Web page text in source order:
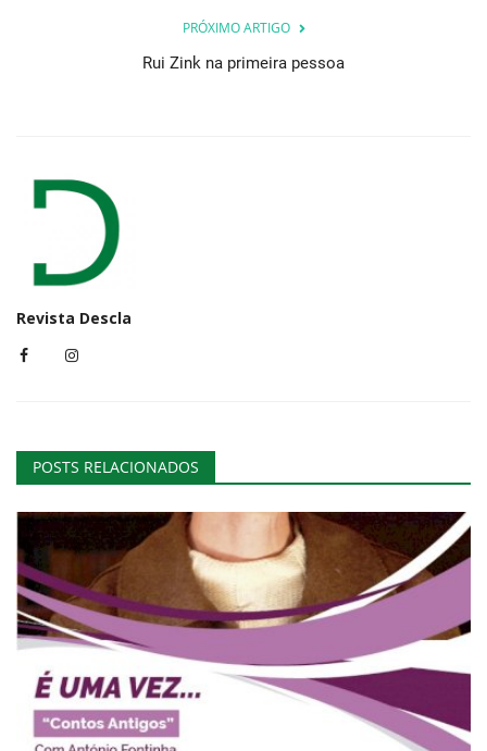
PRÓXIMO ARTIGO
Rui Zink na primeira pessoa
Revista Descla
POSTS RELACIONADOS